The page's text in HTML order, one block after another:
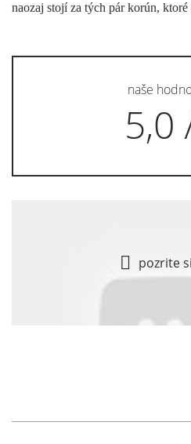
naozaj stojí za tých pár korún,
naše
5,0
pozrite